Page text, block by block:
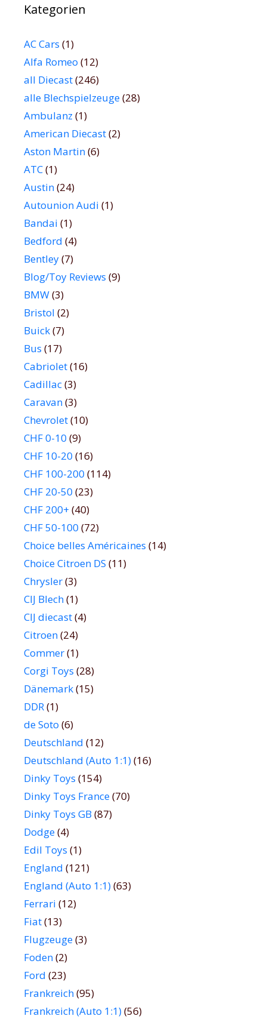
Kategorien
AC Cars (1)
Alfa Romeo (12)
all Diecast(246)
alle Blechspielzeuge(28)
Ambulanz (1)
American Diecast(2)
Aston Martin(6)
ATC(1)
Austin(24)
Autounion Audi (1)
Bandai (1)
Bedford (4)
Bentley(7)
Blog/Toy Reviews (9)
BMW(3)
Bristol (2)
Buick(7)
Bus (17)
Cabriolet(16)
Cadillac(3)
Caravan(3)
Chevrolet(10)
CHF 0-10 (9)
CHF 10-20 (16)
CHF 100-200 (114)
CHF 20-50 (23)
CHF 200+ (40)
CHF 50-100 (72)
Choice belles Américaines (14)
Choice Citroen DS (11)
Chrysler(3)
CIJ Blech(1)
CIJ diecast(4)
Citroen(24)
Commer(1)
Corgi Toys (28)
Dänemark(15)
DDR(1)
de Soto (6)
Deutschland (12)
Deutschland (Auto 1:1)(16)
Dinky Toys (154)
Dinky Toys France(70)
Dinky Toys GB (87)
Dodge(4)
Edil Toys (1)
England (121)
England (Auto 1:1)(63)
Ferrari (12)
Fiat(13)
Flugzeuge(3)
Foden(2)
Ford (23)
Frankreich(95)
Frankreich (Auto 1:1)(56)